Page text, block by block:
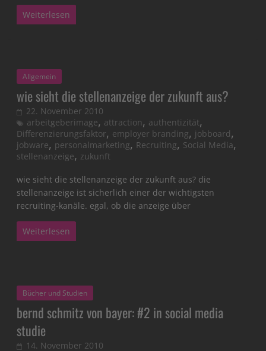
Weiterlesen
Allgemein
wie sieht die stellenanzeige der zukunft aus?
22. November 2010
arbeitgeberimage, attraction, authentizität,
Differenzierungsfaktor, employer branding, jobboard,
jobware, personalmarketing, Recruiting, Social Media,
stellenanzeige, zukunft
wie sieht die stellenanzeige der zukunft aus? die
stellenanzeige ist sicherlich einer der wichtigsten
recruiting-kanäle. egal, ob die anzeige über
Weiterlesen
Bücher und Studien
bernd schmitz von bayer: #2 in social media
studie
14. November 2010